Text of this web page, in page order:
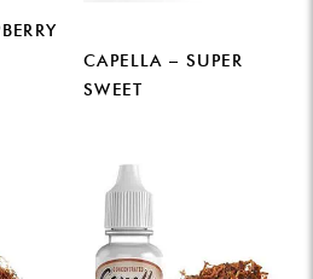
CAPELLA – SUPER
SWEET